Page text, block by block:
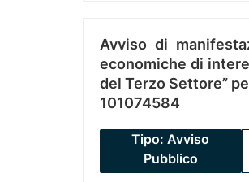
Avviso di
economiche di
del Terzo Settore”
101074584
Tipo: Avviso
Pubblico